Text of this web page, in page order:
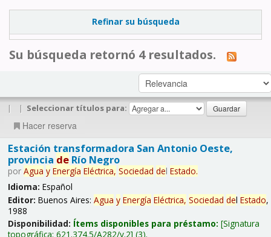
Refinar su búsqueda
Su búsqueda retornó 4 resultados.
| | Seleccionar títulos para:
Hacer reserva
Estación transformadora San Antonio Oeste,
provincia deRío Negro
por Agua y Energía Eléctrica, Sociedad del Estado.
Idioma: Español
Editor: Buenos Aires: Agua y Energía Eléctrica, Sociedad del Estado,
1988
Disponibilidad: Ítems disponibles para préstamo: Signatura
topográfica: 621.374.5/A282/v.2 (3).